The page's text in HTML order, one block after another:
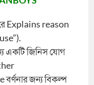
Explains reason
একটি জিনিস যোগ
বর্ণনার জন্য বিকল্প